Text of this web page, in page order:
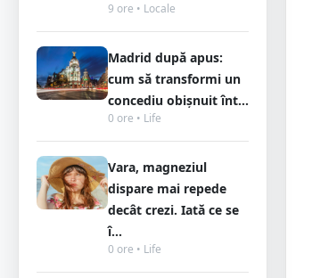
9 ore • Locale
Madrid după apus:
cum să transformi un
concediu obișnuit înt...
0 ore • Life
Vara, magneziul
dispare mai repede
decât crezi. Iată ce se
î...
0 ore • Life